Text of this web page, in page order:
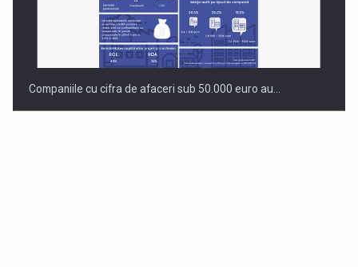
Companiile cu cifra de afaceri sub 50.000 euro au…